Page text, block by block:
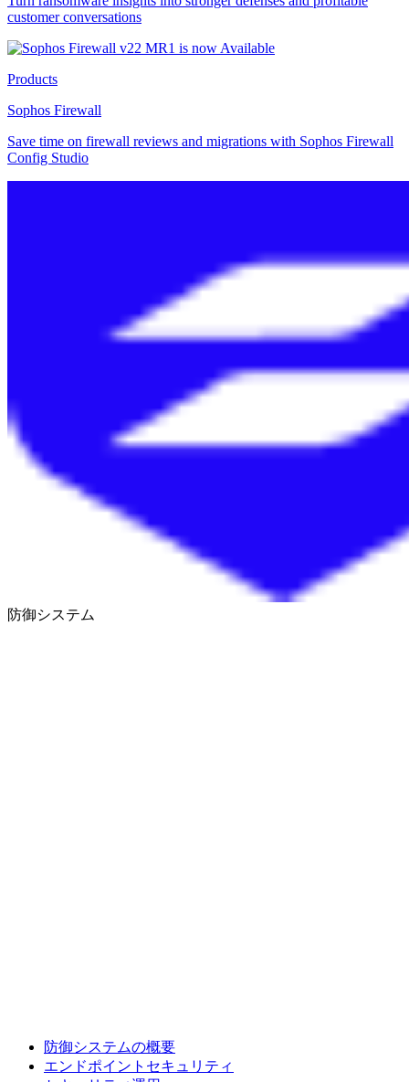
customer conversations
Products
Sophos Firewall
Save time on firewall reviews and migrations with Sophos Firewall
Config Studio
防御システム
防御システムの概要
エンドポイントセキュリティ